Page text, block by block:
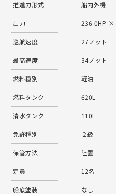
推進力形式 船内外機
出力 236.0HP ×
巡航速度 27ノット
最高速度 34ノット
燃料種別 軽油
燃料タンク 620L
清水タンク 110L
免許種別 ２級
保管方法 陸置
定員 12名
船底塗装 なし